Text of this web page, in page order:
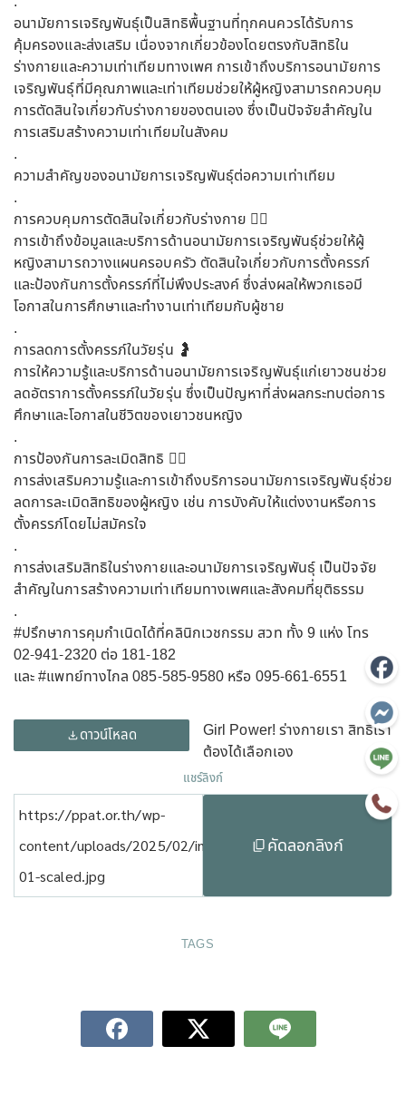
อนามัยการเจริญพันธุ์เป็นสิทธิพื้นฐานที่ทุกคนควรได้รับการ
คุ้มครองและส่งเสริม เนื่องจากเกี่ยวข้องโดยตรงกับสิทธิใน
ร่างกายและความเท่าเทียมทางเพศ การเข้าถึงบริการอนามัยการ
เจริญพันธุ์ที่มีคุณภาพและเท่าเทียมช่วยให้ผู้หญิงสามารถควบคุม
การตัดสินใจเกี่ยวกับร่างกายของตนเอง ซึ่งเป็นปัจจัยสำคัญใน
การเสริมสร้างความเท่าเทียมในสังคม
.
ความสำคัญของอนามัยการเจริญพันธุ์ต่อความเท่าเทียม
.
การควบคุมการตัดสินใจเกี่ยวกับร่างกาย 👯‍♀️
การเข้าถึงข้อมูลและบริการด้านอนามัยการเจริญพันธุ์ช่วยให้ผู้
หญิงสามารถวางแผนครอบครัว ตัดสินใจเกี่ยวกับการตั้งครรภ์
และป้องกันการตั้งครรภ์ที่ไม่พึงประสงค์ ซึ่งส่งผลให้พวกเธอมี
โอกาสในการศึกษาและทำงานเท่าเทียมกับผู้ชาย
.
การลดการตั้งครรภ์ในวัยรุ่น 🤰
การให้ความรู้และบริการด้านอนามัยการเจริญพันธุ์แก่เยาวชนช่วย
ลดอัตราการตั้งครรภ์ในวัยรุ่น ซึ่งเป็นปัญหาที่ส่งผลกระทบต่อการ
ศึกษาและโอกาสในชีวิตของเยาวชนหญิง
.
การป้องกันการละเมิดสิทธิ 👰‍♀️
การส่งเสริมความรู้และการเข้าถึงบริการอนามัยการเจริญพันธุ์ช่วย
ลดการละเมิดสิทธิของผู้หญิง เช่น การบังคับให้แต่งงานหรือการ
ตั้งครรภ์โดยไม่สมัครใจ
.
การส่งเสริมสิทธิในร่างกายและอนามัยการเจริญพันธุ์ เป็นปัจจัย
สำคัญในการสร้างความเท่าเทียมทางเพศและสังคมที่ยุติธรรม
.
#ปรึกษาการคุมกำเนิดได้ที่คลินิกเวชกรรม สวท ทั้ง 9 แห่ง โทร
02-941-2320 ต่อ 181-182
และ#แพทย์ทางไกล 085-585-9580 หรือ 095-661-6551
ดาวน์โหลด
Girl Power! ร่างกายเรา สิทธิเรา
ต้องได้เลือกเอง
แชร์ลิงก์
https://ppat.or.th/wp-
content/uploads/2025/02/info-
01-scaled.jpg
คัดลอกลิงก์
TAGS